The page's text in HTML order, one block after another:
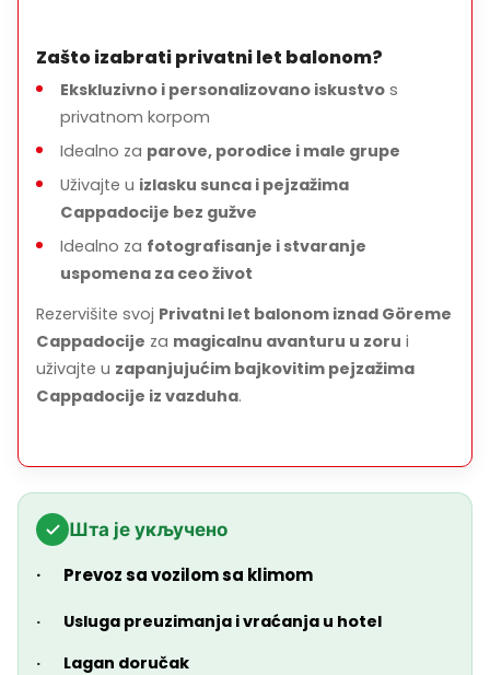
Zašto izabrati privatni let balonom?
Ekskluzivno i personalizovano iskustvo s
privatnom korpom
Idealno za parove, porodice i male grupe
Uživajte u izlasku sunca i pejzažima
Cappadocije bez gužve
Idealno za fotografisanje i stvaranje
uspomena za ceo život
Rezervišite svoj Privatni let balonom iznad Göreme
Cappadocije za magicalnu avanturu u zoru i
uživajte u zapanjujućim bajkovitim pejzažima
Cappadocije iz vazduha.
Шта је укључено
· Prevoz sa vozilom sa klimom
· Usluga preuzimanja i vraćanja u hotel
· Lagan doručak